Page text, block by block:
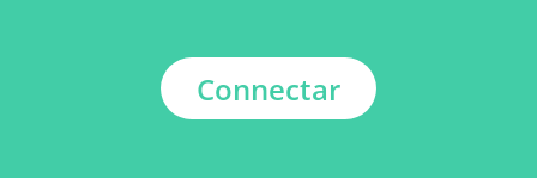
Connectar